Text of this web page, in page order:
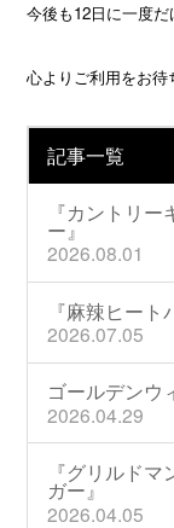
今後も12日に一度だ
心よりご利用をお待
記事一覧
『カントリ
ー』
2026.08.01
『麻辣ヒート
2026.07.05
ゴールデンウ
2026.04.29
『グリルド
ガー』
2026.04.05